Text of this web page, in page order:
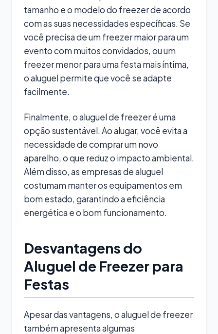
tamanho e o modelo do freezer de acordo
com as suas necessidades específicas. Se
você precisa de um freezer maior para um
evento com muitos convidados, ou um
freezer menor para uma festa mais íntima,
o aluguel permite que você se adapte
facilmente.
Finalmente, o aluguel de freezer é uma
opção sustentável. Ao alugar, você evita a
necessidade de comprar um novo
aparelho, o que reduz o impacto ambiental.
Além disso, as empresas de aluguel
costumam manter os equipamentos em
bom estado, garantindo a eficiência
energética e o bom funcionamento.
Desvantagens do
Aluguel de Freezer para
Festas
Apesar das vantagens, o aluguel de freezer
também apresenta algumas